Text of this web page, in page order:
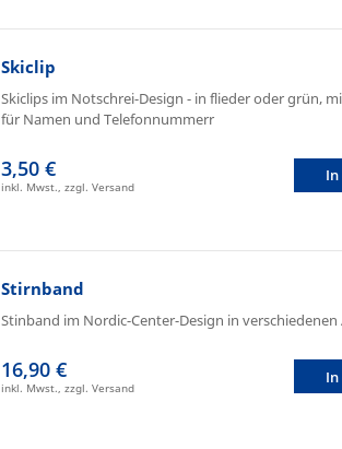
Skiclip
Skiclips im Notschrei-Design - in flieder oder grün,
für Namen und Telefonnummerr
3,50 €
inkl. Mwst., zzgl. Versand
Stirnband
Stinband im Nordic-Center-Design in
16,90 €
inkl. Mwst., zzgl. Versand